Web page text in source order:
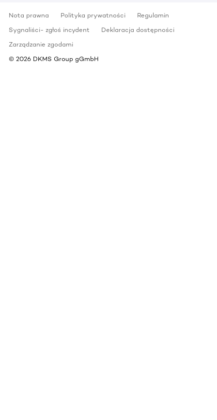
Nota prawna Polityka prywatności
Regulamin
Sygnaliści- zgłoś incydent
Deklaracja dostępności
Zarządzanie zgodami
© 2026 DKMS Group gGmbH